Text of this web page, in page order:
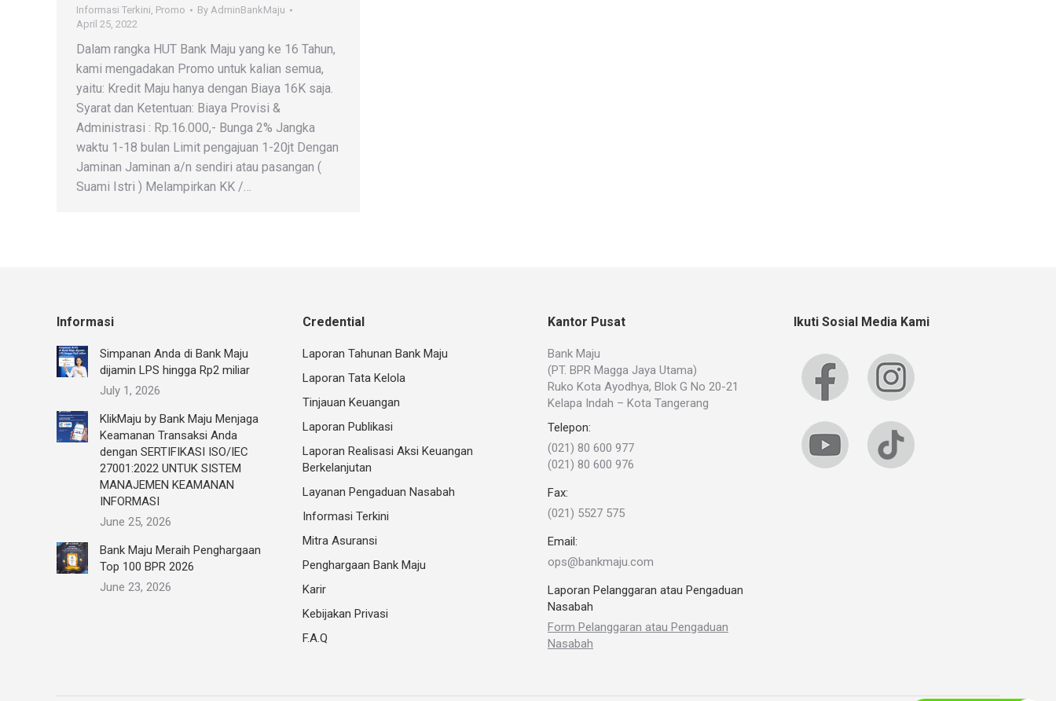
Informasi Terkini, Promo By AdminBankMaju
April 25, 2022
Dalam rangka HUT Bank Maju yang ke 16 Tahun,
kami mengadakan Promo untuk kalian semua,
yaitu: Kredit Maju hanya dengan Biaya 16K saja.
Syarat dan Ketentuan: Biaya Provisi &
Administrasi : Rp.16.000,- Bunga 2% Jangka
waktu 1-18 bulan Limit pengajuan 1-20jt Dengan
Jaminan Jaminan a/n sendiri atau pasangan (
Suami Istri ) Melampirkan KK /…
Informasi
Simpanan Anda di Bank Maju
dijamin LPS hingga Rp2 miliar
July 1, 2026
KlikMaju by Bank Maju Menjaga
Keamanan Transaksi Anda
dengan SERTIFIKASI ISO/IEC
27001:2022 UNTUK SISTEM
MANAJEMEN KEAMANAN
INFORMASI
June 25, 2026
Bank Maju Meraih Penghargaan
Top 100 BPR 2026
June 23, 2026
Credential
Laporan Tahunan Bank Maju
Laporan Tata Kelola
Tinjauan Keuangan
Laporan Publikasi
Laporan Realisasi Aksi Keuangan
Berkelanjutan
Layanan Pengaduan Nasabah
Informasi Terkini
Mitra Asuransi
Penghargaan Bank Maju
Karir
Kebijakan Privasi
F.A.Q
Kantor Pusat
Bank Maju
(PT. BPR Magga Jaya Utama)
Ruko Kota Ayodhya, Blok G No 20-21
Kelapa Indah – Kota Tangerang
Telepon:
(021) 80 600 977
(021) 80 600 976
Fax:
(021) 5527 575
Email:
ops@bankmaju.com
Laporan Pelanggaran atau Pengaduan
Nasabah
Form Pelanggaran atau Pengaduan
Nasabah
Ikuti Sosial Media Kami